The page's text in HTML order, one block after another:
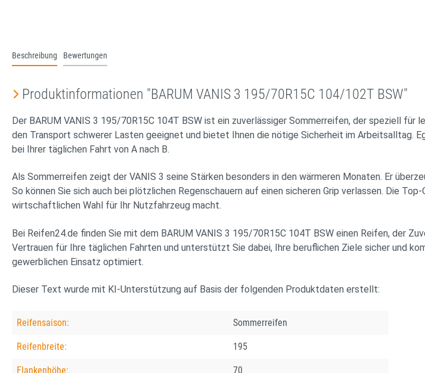
Beschreibung Bewertungen
Produktinformationen "BARUM VANIS 3 195/70R15C 104/102T BSW"
Der BARUM VANIS 3 195/70R15C 104T BSW ist ein zuverlässiger Sommerreifen, der speziell
den Transport schwerer Lasten geeignet und bietet Ihnen die nötige Sicherheit im Arbeitsalltag.
bei Ihrer täglichen Fahrt von A nach B.
Als Sommerreifen zeigt der VANIS 3 seine Stärken besonders in den wärmeren Monaten. Er
So können Sie sich auch bei plötzlichen Regenschauern auf einen sicheren Grip verlassen. Die
wirtschaftlichen Wahl für Ihr Nutzfahrzeug macht.
Bei Reifen24.de finden Sie mit dem BARUM VANIS 3 195/70R15C 104T BSW einen Reifen, der
Vertrauen für Ihre täglichen Fahrten und unterstützt Sie dabei, Ihre beruflichen Ziele sicher und
gewerblichen Einsatz optimiert.
Dieser Text wurde mit KI-Unterstützung auf Basis der folgenden Produktdaten erstellt:
Reifensaison: Sommerreifen
Reifenbreite: 195
Flankenhöhe: 70